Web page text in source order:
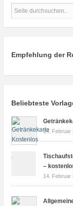
Empfehlung der
Beliebteste
14. Februar
–
14. Februar